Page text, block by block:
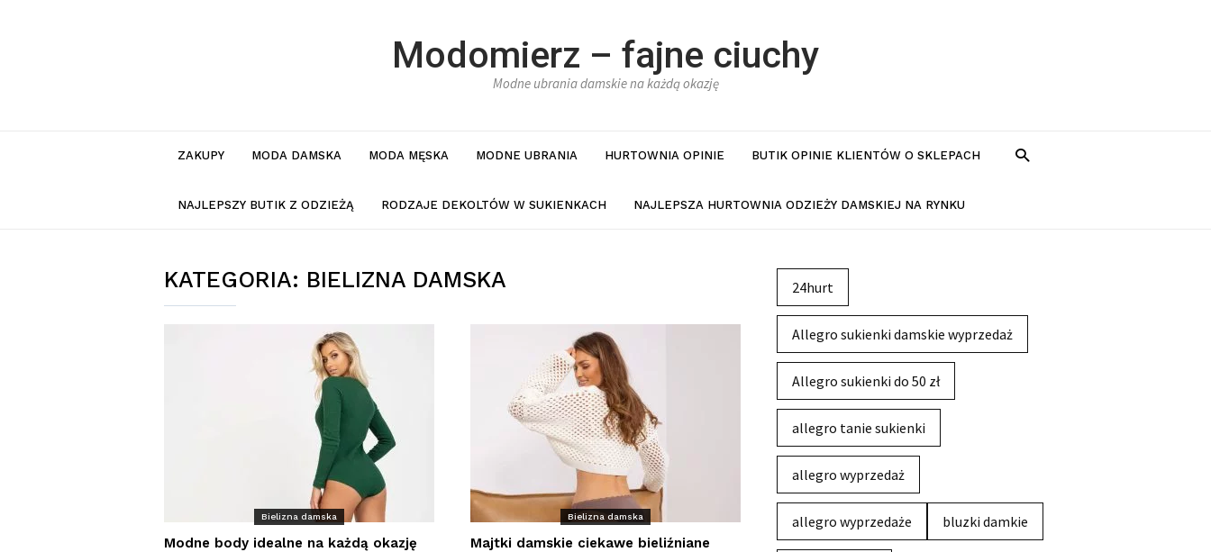
Modomierz – fajne ciuchy
Modne ubrania damskie na każdą okazję
ZAKUPY MODA DAMSKA MODA MĘSKA MODNE UBRANIA HURTOWNIA OPINIE BUTIK OPINIE KLIENTÓW O SKLEPACH
NAJLEPSZY BUTIK Z ODZIEŻĄ RODZAJE DEKOLTÓW W SUKIENKACH NAJLEPSZA HURTOWNIA ODZIEŻY DAMSKIEJ NA RYNKU
KATEGORIA: BIELIZNA DAMSKA
Bielizna damska
Modne body idealne na każdą okazję
Bielizna damska
Majtki damskie ciekawe bieliźniane
24hurt
Allegro sukienki damskie wyprzedaż
Allegro sukienki do 50 zł
allegro tanie sukienki
allegro wyprzedaż
allegro wyprzedaże bluzki damkie